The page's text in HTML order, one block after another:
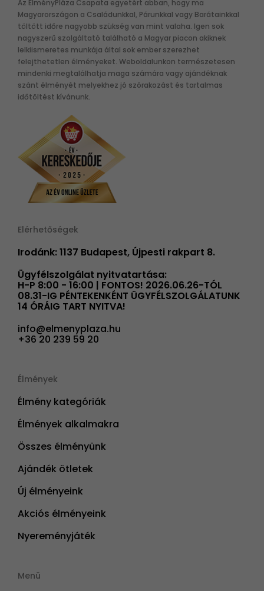
Az ÉlményPláza Csapata egyetért abban, hogy ma
Magyarországon a Családunkkal, Párunkkal vagy Barátainkkal
töltött időre nagyobb szükség van mint valaha. Igen sok
nagyszerű szolgáltató található a Magyar piacon akiknek
lelkiismeretes munkája által sok ember szerezhet
felejthetetlen élményeket. Weboldalunkon természetesen
mindenki megtalálhatja maga számára vagy ajándéknak
szánt élményét melyekhez jó szórakozást és tartalmas
időtöltést kívánunk.
Elérhetőségek
Irodánk: 1137 Budapest, Újpesti rakpart 8.
Ügyfélszolgálat nyitvatartása:
H-P 8:00 - 16:00 | FONTOS! 2026.06.26-TÓL
08.31-IG PÉNTEKENKÉNT ÜGYFÉLSZOLGÁLATUNK
14 ÓRÁIG TART NYITVA!
info@elmenyplaza.hu
+36 20 239 59 20
Élmények
Élmény kategóriák
Élmények alkalmakra
Összes élményünk
Ajándék ötletek
Új élményeink
Akciós élményeink
Nyereményjáték
Menü